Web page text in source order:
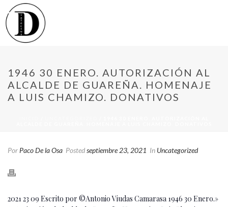
1946 30 ENERO. AUTORIZACIÓN AL
ALCALDE DE GUAREÑA. HOMENAJE
A LUIS CHAMIZO. DONATIVOS
Por Paco De la Osa Postedseptiembre 23, 2021 In Uncategorized
2021 23 09 Escrito por ©Antonio Viudas Camarasa 1946 30 Enero.»